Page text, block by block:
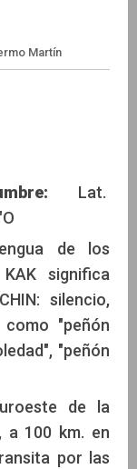
Guillermo
Lat.
de los
significa
silencio,
"peñón
"peñón
de la
a 100 km. en
por las